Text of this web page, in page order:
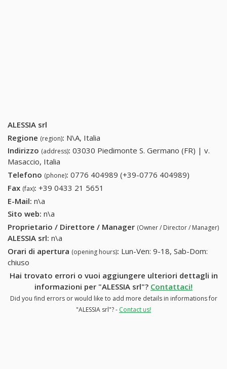
ALESSIA srl
Regione (region): N\A, Italia
Indirizzo (address): 03030 Piedimonte S. Germano (FR) | v.
Masaccio, Italia
Telefono (phone): 0776 404989 (+39-0776 404989)
Fax (fax): +39 0433 21 5651
E-Mail: n\a
Sito web: n\a
Proprietario / Direttore / Manager (Owner / Director / Manager)
ALESSIA srl: n\a
Orari di apertura (opening hours): Lun-Ven: 9-18, Sab-Dom:
chiuso
Hai trovato errori o vuoi aggiungere ulteriori dettagli in
informazioni per "ALESSIA srl"? Contattaci!
Did you find errors or would like to add more details in informations for
"ALESSIA srl"? - Contact us!